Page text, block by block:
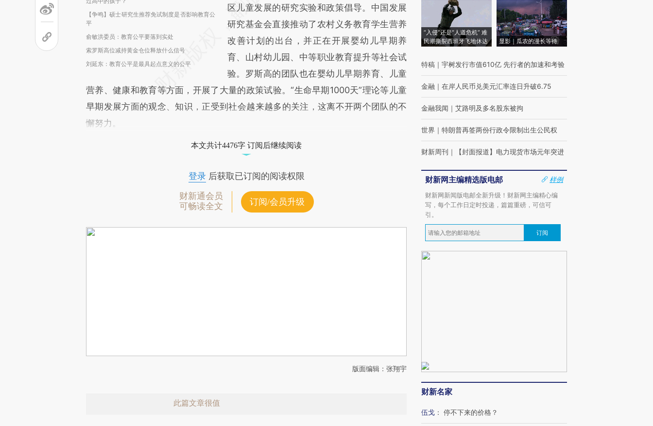
【争鸣】硕士研究生推荐免试制度是否影响教育公
平
俞敏洪委员：教育公平要落到实处
索罗斯高位减持黄金仓位释放什么信号
刘延东：教育公平是最具起点意义的公平
区儿童发展的研究实验和政策倡导。中国发展
研究基金会直接推动了农村义务教育学生营养
改善计划的出台，并正在开展婴幼儿早期养
育、山村幼儿园、中等职业教育提升等社会试
验。罗斯高的团队也在婴幼儿早期养育、儿童
营养、健康和教育等方面，开展了大量的政策试验。“生命早期1000天”理论等儿童
早期发展方面的观念、知识，正受到社会越来越多的关注，这离不开两个团队的不
懈努力。
本文共计4476字 订阅后继续阅读
登录后获取已订阅的阅读权限
财新通会员
可畅读全文
订阅/会员升级
版面编辑：张翔宇
此篇文章很值
“入侵”还是“人道危机” 难
民潮撕裂西班牙飞地休达
显影｜瓜农的漫长等待
特稿 ｜ 宇树发行市值610亿 先行者的加速和考验
金融 ｜ 在岸人民币兑美元汇率连日升破6.75
金融我闻 ｜ 艾路明及多名股东被拘
世界 ｜ 特朗普再签两份行政令限制出生公民权
财新周刊 ｜ 【封面报道】电力现货市场元年突进
财新网主编精选版电邮
样例
财新网新闻版电邮全新升级！财新网主编精心编
写，每个工作日定时投递，篇篇重磅，可信可
引。
订阅
财新名家
伍戈 ： 停不下来的价格？